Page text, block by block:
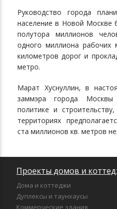
Руководство города
население в Новой Москве
полутора миллионов
одного миллиона рабочих
километров дорог и
метро.
Марат Хуснуллин, в
заммэра города Москвы
политике и
территориях
ста миллионов кв. метров
Проекты домов и
Дома и коттеджи
Дуплексы и таунхаусы
Коммерческие здания